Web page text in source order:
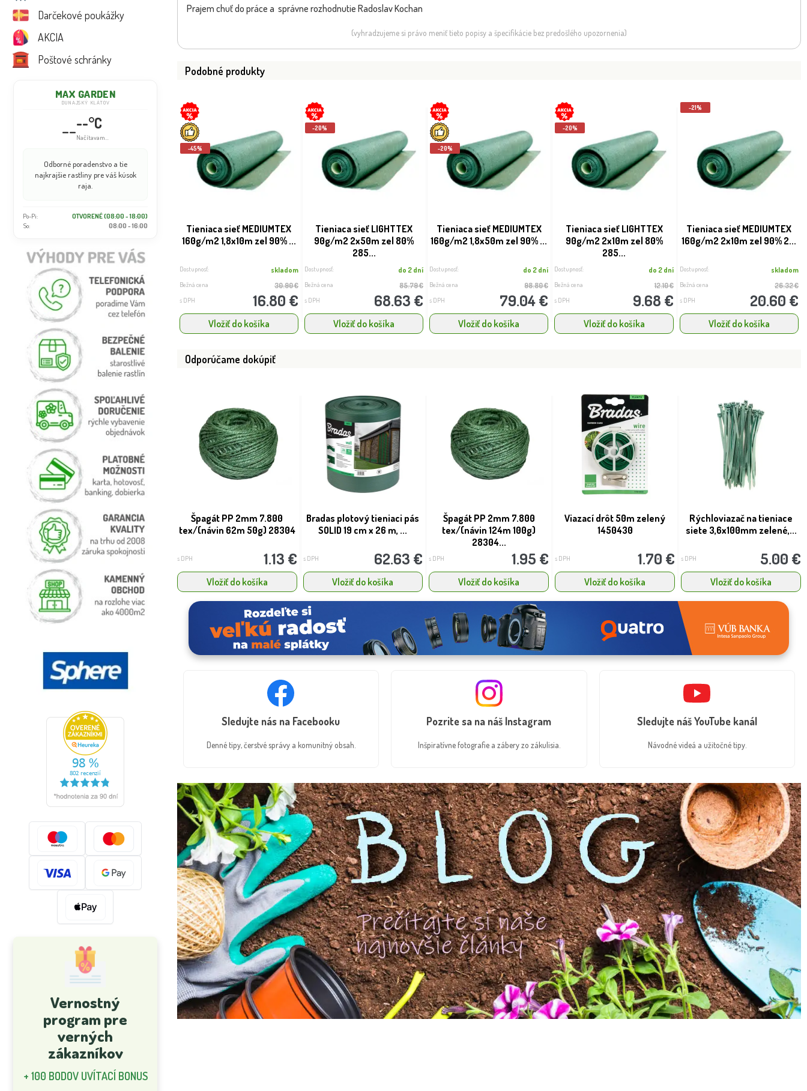
Darčekové poukážky
AKCIA
Poštové schránky
MAX GARDEN
DUNAJSKÝ KLÁTOV
----°C
Načítavam...
Odborné poradenstvo a tie
najkrajšie rastliny pre váš kúsok
raja.
Po-Pi:
OTVORENÉ (08:00 - 18:00)
So:
08:00 - 16:00
Vernostný
program pre
verných
zákazníkov
+ 100 BODOV UVÍTACÍ BONUS
Prajem chuť do práce a správne rozhodnutie Radoslav Kochan
(vyhradzujeme si právo meniť tieto popisy a špecifikácie bez predošlého upozornenia)
Podobné produkty
-45%
Tieniaca sieť MEDIUMTEX
160g/m2 1,8x10m zel 90% ...
Dostupnosť: skladom
Bežná cena 30.90 €
s DPH 16.80 €
Vložiť do košíka
-20%
Tieniaca sieť LIGHTTEX
90g/m2 2x50m zel 80%
285...
Dostupnosť: do 2 dní
Bežná cena 85.79 €
s DPH 68.63 €
Vložiť do košíka
-20%
Tieniaca sieť MEDIUMTEX
160g/m2 1,8x50m zel 90% ...
Dostupnosť: do 2 dní
Bežná cena 98.80 €
s DPH 79.04 €
Vložiť do košíka
-20%
Tieniaca sieť LIGHTTEX
90g/m2 2x10m zel 80%
285...
Dostupnosť: do 2 dní
Bežná cena 12.10 €
s DPH 9.68 €
Vložiť do košíka
-21%
Tieniaca sieť MEDIUMTEX
160g/m2 2x10m zel 90% 2...
Dostupnosť: skladom
Bežná cena 26.32 €
s DPH 20.60 €
Vložiť do košíka
Odporúčame dokúpiť
Špagát PP 2mm 7.800
tex/(návin 62m 50g) 28304
s DPH 1.13 €
Vložiť do košíka
Bradas plotový tieniaci pás
SOLID 19 cm x 26 m, ...
s DPH 62.63 €
Vložiť do košíka
Špagát PP 2mm 7.800
tex/(návin 124m 100g)
28304...
s DPH 1.95 €
Vložiť do košíka
Viazací drôt 50m zelený
1450430
s DPH 1.70 €
Vložiť do košíka
Rýchloviazač na tieniace
siete 3,6x100mm zelené,...
s DPH 5.00 €
Vložiť do košíka
Sledujte nás na Facebooku
Denné tipy, čerstvé správy a komunitný obsah.
Pozrite sa na náš Instagram
Inšpiratívne fotografie a zábery zo zákulisia.
Sledujte náš YouTube kanál
Návodné videá a užitočné tipy.